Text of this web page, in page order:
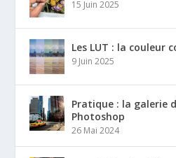
15 Juin 2025
Les LUT : la couleur
9 Juin 2025
Pratique : la galerie
Photoshop
26 Mai 2024